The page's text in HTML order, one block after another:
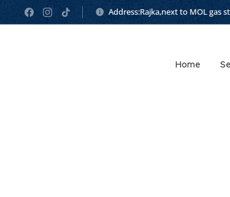
Address:Rajka,next to MOL gas
Home